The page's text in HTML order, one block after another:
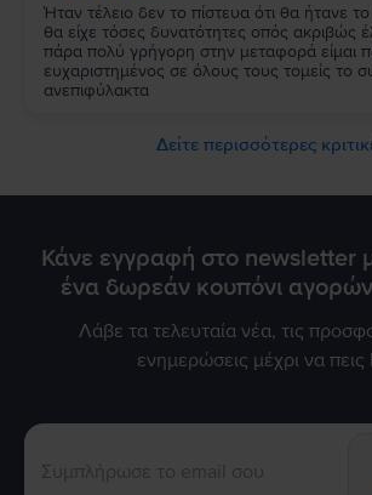
Ήταν τέλειο δεν το πίστευα ότι θα ήτανε το
θα είχε τόσες δυνατότητες οπός ακριβώς
πάρα πολύ γρήγορη στην μεταφορά είμαι
ευχαριστημένος σε όλους τους τομείς το
ανεπιφύλακτα
Δείτε περισσότερες
Κάνε εγγραφή στο newsletter
ένα δωρεάν κουπόνι
Λάβε τα τελευταία νέα, τις
ενημερώσεις μέχρι να πεις